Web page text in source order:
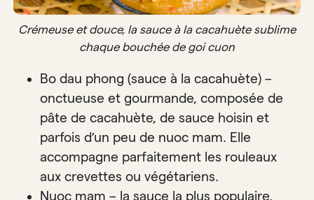
Crémeuse et douce, la sauce à la cacahuète sublime
chaque bouchée de goi cuon
Bo dau phong (sauce à la cacahuète) –
onctueuse et gourmande, composée de
pâte de cacahuète, de sauce hoisin et
parfois d’un peu de nuoc mam. Elle
accompagne parfaitement les rouleaux
aux crevettes ou végétariens.
Nuoc mam – la sauce la plus populaire,